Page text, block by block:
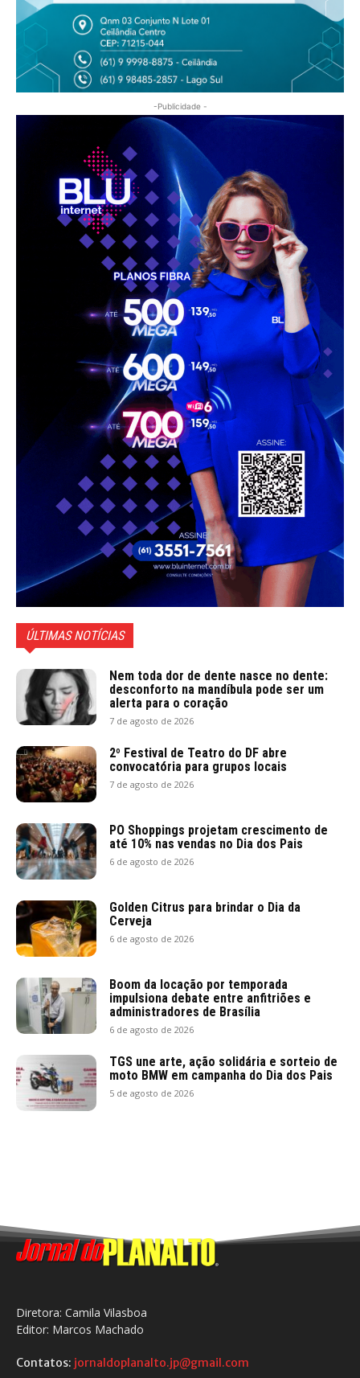
-Publicidade -
ÚLTIMAS NOTÍCIAS
Nem toda dor de dente nasce no dente:
desconforto na mandíbula pode ser um
alerta para o coração
7 de agosto de 2026
2º Festival de Teatro do DF abre
convocatória para grupos locais
7 de agosto de 2026
PO Shoppings projetam crescimento de
até 10% nas vendas no Dia dos Pais
6 de agosto de 2026
Golden Citrus para brindar o Dia da
Cerveja
6 de agosto de 2026
Boom da locação por temporada
impulsiona debate entre anfitriões e
administradores de Brasília
6 de agosto de 2026
TGS une arte, ação solidária e sorteio de
moto BMW em campanha do Dia dos Pais
5 de agosto de 2026
Diretora: Camila Vilasboa
Editor: Marcos Machado
Contatos: jornaldoplanalto.jp@gmail.com